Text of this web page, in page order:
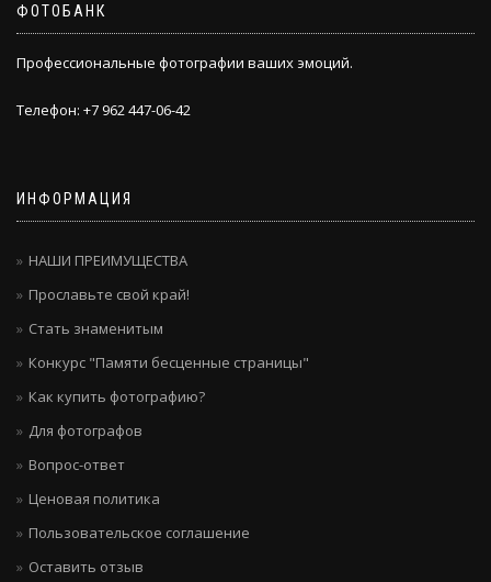
ФОТОБАНК
Профессиональные фотографии ваших эмоций.
Телефон: +7 962 447-06-42
ИНФОРМАЦИЯ
НАШИ ПРЕИМУЩЕСТВА
Прославьте свой край!
Стать знаменитым
Конкурс "Памяти бесценные страницы"
Как купить фотографию?
Для фотографов
Вопрос-ответ
Ценовая политика
Пользовательское соглашение
Оставить отзыв